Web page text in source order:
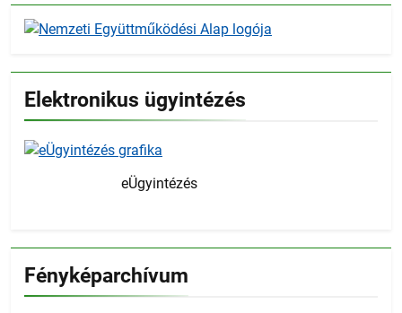
Elektronikus ügyintézés
eÜgyintézés
Fényképarchívum